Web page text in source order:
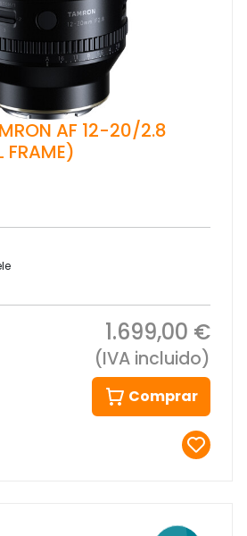
AF 12-20/2.8
FRAME)
1.699,00 €
(IVA incluido)
Comprar